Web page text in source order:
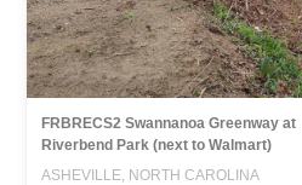
FRBRECS2 Swannanoa Greenway at
Riverbend Park (next to Walmart)
ASHEVILLE, NORTH CAROLINA